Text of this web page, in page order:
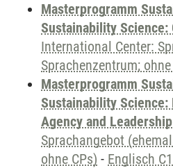
Masterprogramm
Sustainability Science:
International Center:
Sprachenzentrum; ohne
Masterprogramm
Sustainability
Agency and Leadership
Sprachangebot
ohne CPs) - Englisch C1